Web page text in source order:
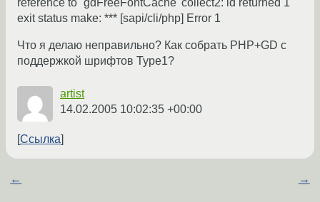
reference to `gdFreeFontCache' collect2: ld returned 1
exit status make: *** [sapi/cli/php] Error 1
Что я делаю неправильно? Как собрать PHP+GD c
поддержкой шрифтов Type1?
artist
14.02.2005 10:02:35 +00:00
Ссылка
← →